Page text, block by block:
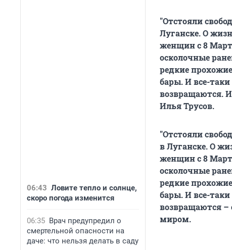
06:43 Ловите тепло и солнце,
скоро погода изменится
06:35 Врач предупредил о
смертельной опасности на
даче: что нельзя делать в саду
"Отстояли
Луганске. О
женщин с 8
осколочные
редкие
бары. И все-
возвращаются.
Илья Трусов.
"Отстояли
в Луганске. О
женщин с 8
осколочные
редкие
бары. И все-
возвращаются –
миром.